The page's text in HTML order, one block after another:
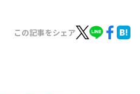
この記事をシェア